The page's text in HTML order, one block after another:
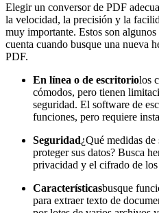
Elegir un conversor de PDF
la velocidad, la precisión y la
muy importante. Estos son algunos
cuenta cuando busque una nueva
PDF.
En línea o de escritoriolos
cómodos, pero tienen
seguridad. El software de
funciones, pero requiere
Seguridad¿Qué medidas
proteger sus datos? Busca
privacidad y el cifrado de los
Característicasbusque
para extraer texto de